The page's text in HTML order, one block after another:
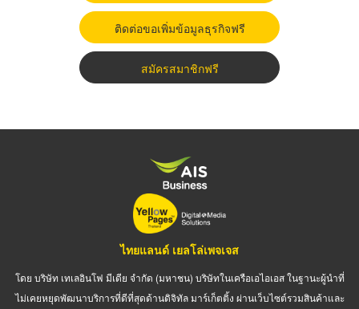
ติดต่อขอเพิ่มข้อมูลธุรกิจฟรี
สมัครสมาชิกฟรี
ไทยแลนด์ เยลโล่เพจเจส
โดย บริษัท เทเลอินโฟ มีเดีย จำกัด (มหาชน) บริษัทในเครือเอไอเอส ในฐานะผู้นำที่
ไม่เคยหยุดพัฒนาบริการที่ดีที่สุดด้านดิจิทัล มาร์เก็ตติ้ง ผ่านเว็บไซต์รวมสินค้าและ